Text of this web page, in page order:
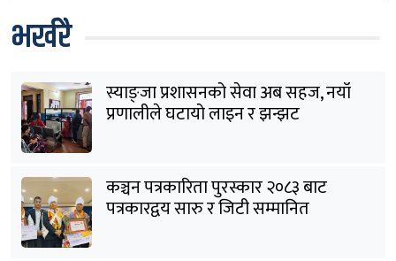
भर्खरै
स्याङ्जा प्रशासनको सेवा अब सहज, नयाँ
प्रणालीले घटायो लाइन र झन्झट
कञ्चन पत्रकारिता पुरस्कार २०८३ बाट
पत्रकारद्वय सारु र जिटी सम्मानित